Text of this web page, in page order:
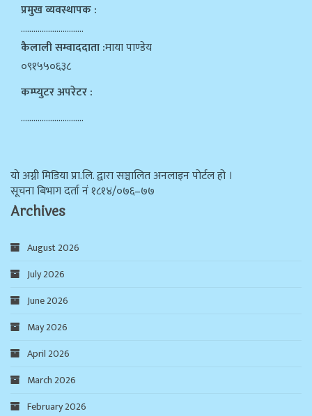
प्रमुख व्यवस्थापक :
…………………………
कैलाली सम्वाददाता :माया पाण्डेय
०९१५५०६३८
कम्प्युटर अपरेटर :
…………………………
याे अग्नी मिडिया प्रा.लि. द्वारा सञ्चालित अनलाइन पोर्टल हो ।
सूचना बिभाग दर्ता न‌ं १८१४/०७६–७७
Archives
August 2026
July 2026
June 2026
May 2026
April 2026
March 2026
February 2026